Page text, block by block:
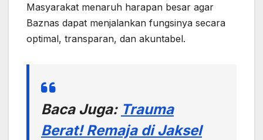
Masyarakat menaruh harapan besar agar
Baznas dapat menjalankan fungsinya secara
optimal, transparan, dan akuntabel.
Baca Juga: Trauma
Berat! Remaja di Jaksel